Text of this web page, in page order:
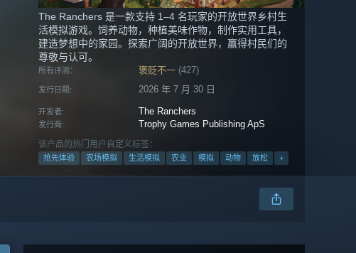
The Ranchers 是一款支持 1–4 名玩家的开放世界乡村生
活模拟游戏。饲养动物，种植美味作物，制作实用工具，
建造梦想中的家园。探索广阔的开放世界，赢得村民们的
尊敬与认可。
所有评测： 褒贬不一 (427)
发行日期: 2026 年 7 月 30 日
开发者: The Ranchers
发行商: Trophy Games Publishing ApS
该产品的热门用户自定义标签：
抢先体验 农场模拟 生活模拟 农业 模拟 动物 放松 +